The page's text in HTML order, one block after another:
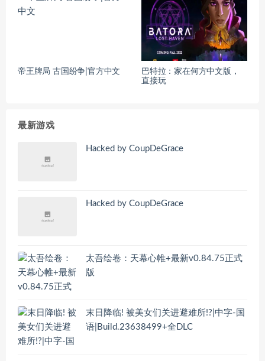
帝王牌局 古国纷争|官方中文
巴特拉：家在何方中文版，
直接玩
最新游戏
Hacked by CoupDeGrace
Hacked by CoupDeGrace
太吾绘卷：天幕心帷+最新v0.84.75正式
版
末日降临! 被美女们关进避难所!?|中字-国
语|Build.23638499+全DLC